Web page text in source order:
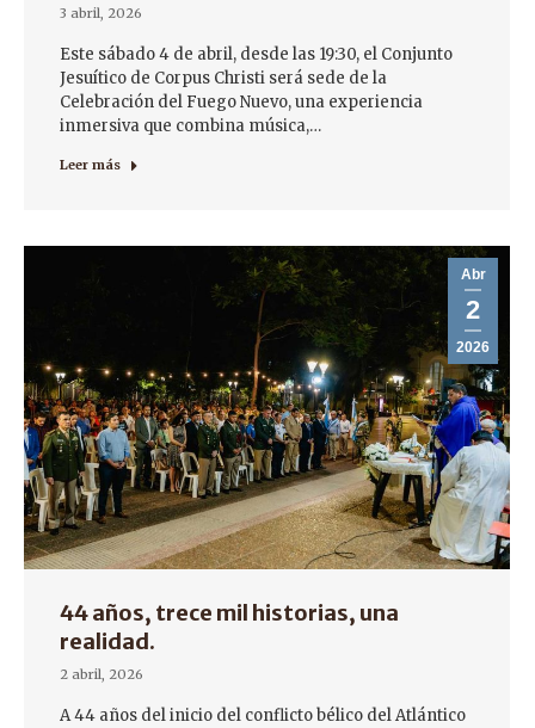
3 abril, 2026
Este sábado 4 de abril, desde las 19:30, el Conjunto
Jesuítico de Corpus Christi será sede de la
Celebración del Fuego Nuevo, una experiencia
inmersiva que combina música,…
Leer más
Abr
2
2026
44 años, trece mil historias, una
realidad.
2 abril, 2026
A 44 años del inicio del conflicto bélico del Atlántico